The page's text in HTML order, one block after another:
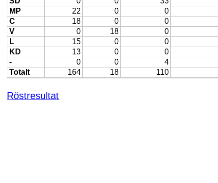
MP
22 0
0
C
18 0
0
V
0 18
0
L
15 0
0
KD
13 0
0
-
0 0
4
Totalt
164 18 110
Röstresultat